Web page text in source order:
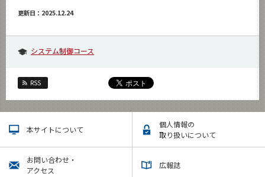
更新日：2025.12.24
システム制御コース
RSS
本サイトについて
個人情報の
取り扱いについて
お問い合わせ・
アクセス
広報誌